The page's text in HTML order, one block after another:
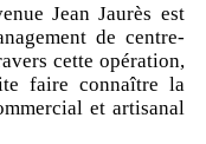
Jean Jaurès est
de centre-
cette opération,
faire connaître la
et artisanal